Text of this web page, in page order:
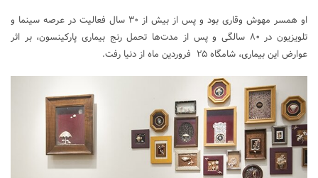
او همسر مهوش وقاری بود و پس از بیش از ۳۰ سال فعالیت در عرصه سینما و
تلویزیون در ۸۰ سالگی و پس از مدت‌ها تحمل رنج بیماری پارکینسون، بر اثر
عوارض این بیماری، شامگاه ۲۵ فروردین ماه از دنیا رفت.